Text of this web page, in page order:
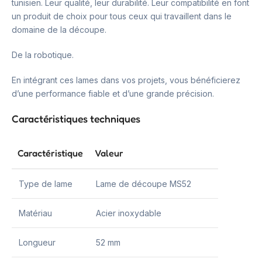
tunisien. Leur qualité, leur durabilité. Leur compatibilité en font
un produit de choix pour tous ceux qui travaillent dans le
domaine de la découpe.
De la robotique.
En intégrant ces lames dans vos projets, vous bénéficierez
d’une performance fiable et d’une grande précision.
Caractéristiques techniques
Caractéristique Valeur
Type de lame Lame de découpe MS52
Matériau Acier inoxydable
Longueur 52 mm